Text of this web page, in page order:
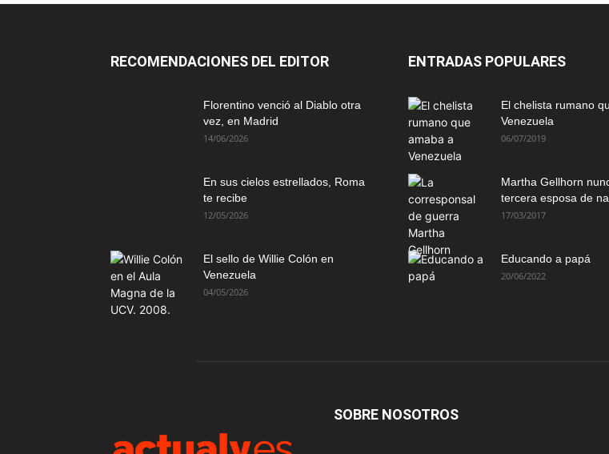
RECOMENDACIONES DEL EDITOR
Florentino venció al Diablo otra
vez, en Madrid
14/06/2026
En sus cielos estrellados, Roma
te recibe
12/05/2026
El sello de Willie Colón en
Venezuela
04/05/2026
ENTRADAS POPULARES
El chelista rumano
Venezuela
06/07/2019
Martha Gellhorn
tercera esposa de
17/03/2017
Educando a papá
20/06/2022
SOBRE NOSOTROS